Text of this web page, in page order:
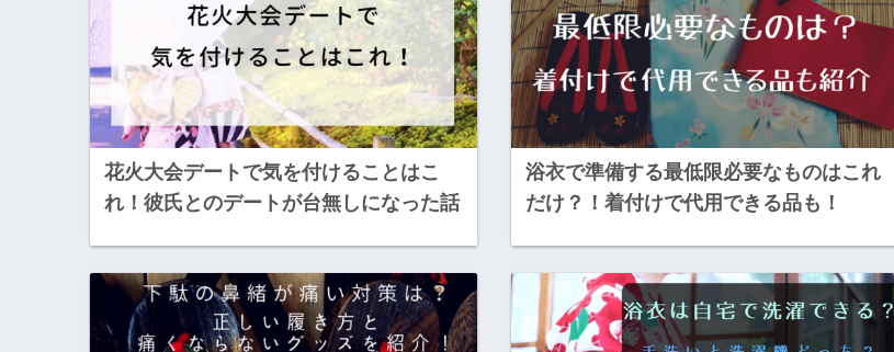
花火大会デートで気を付けることはこ
れ！彼氏とのデートが台無しになった話
浴衣で準備する最低限必要なものはこれ
だけ？！着付けで代用できる品も！